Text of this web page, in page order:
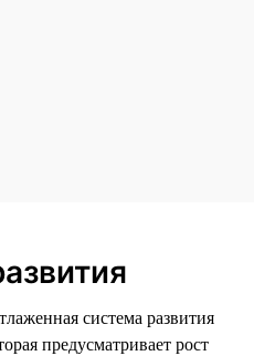
система развития
предусматривает рост